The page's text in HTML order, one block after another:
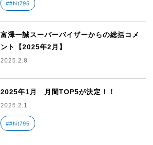
##hit795
富澤一誠スーパーバイザーからの総括コメ
ント【2025年2月】
2025.2.8
2025年1月 月間TOP5が決定！！
2025.2.1
##hit795